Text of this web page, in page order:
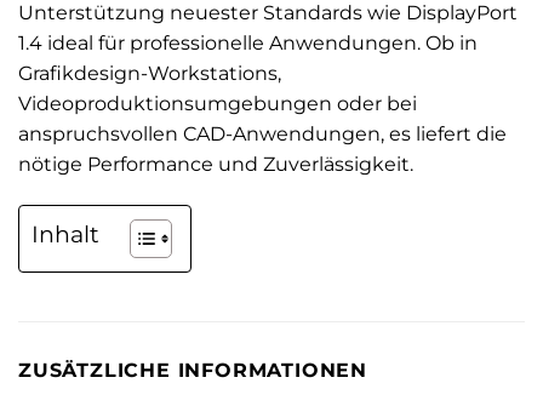
Unterstützung neuester Standards wie DisplayPort
1.4 ideal für professionelle Anwendungen. Ob in
Grafikdesign-Workstations,
Videoproduktionsumgebungen oder bei
anspruchsvollen CAD-Anwendungen, es liefert die
nötige Performance und Zuverlässigkeit.
Inhalt
ZUSÄTZLICHE INFORMATIONEN